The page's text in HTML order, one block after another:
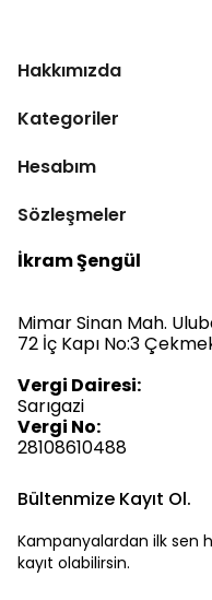
Hakkımızda
Kategoriler
Hesabım
Sözleşmeler
İkram Şengül
Mimar Sinan Mah.
72 İç Kapı No:3
Vergi Dairesi:
Sarıgazi
Vergi No:
28108610488
Bültenmize Kayıt Ol.
Kampanyalardan ilk sen
kayıt olabilirsin.